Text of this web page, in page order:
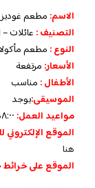
الاسم: مطعم
التصنيف: عائلات –
النوع : مطعم
الأسعار: مرتفعة
الأطفال: مناسب
الموسيقى:يوجد
مواعيد العمل:
الموقع
هنا
الموقع على